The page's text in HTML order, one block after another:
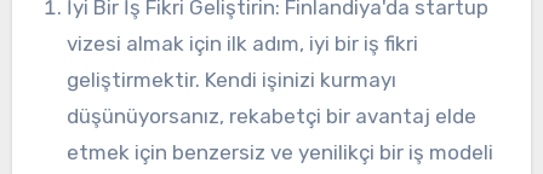
İyi Bir İş Fikri Geliştirin: Finlandiya'da startup
vizesi almak için ilk adım, iyi bir iş fikri
geliştirmektir. Kendi işinizi kurmayı
düşünüyorsanız, rekabetçi bir avantaj elde
etmek için benzersiz ve yenilikçi bir iş modeli